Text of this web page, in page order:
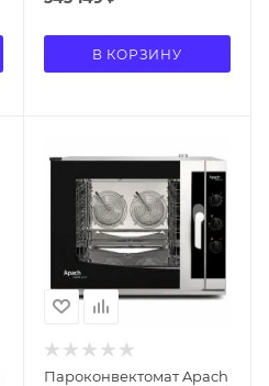
В КОРЗИНУ
Пароконвектомат Apach